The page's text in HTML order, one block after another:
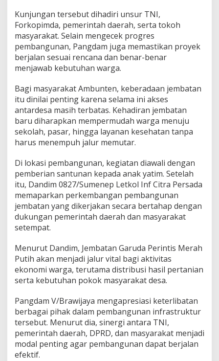
a
d
i
S
u
m
e
e
p
M
a
d
u
r
,
W
a
r
g
a
K
i
T
a
k
L
a
i
M
e
m
u
t
Kunjungan tersebut dihadiri unsur TNI,
Forkopimda, pemerintah daerah, serta tokoh
masyarakat. Selain mengecek progres
pembangunan, Pangdam juga memastikan proyek
berjalan sesuai rencana dan benar-benar
menjawab kebutuhan warga.
Bagi masyarakat Ambunten, keberadaan jembatan
itu dinilai penting karena selama ini akses
antardesa masih terbatas. Kehadiran jembatan
baru diharapkan mempermudah warga menuju
sekolah, pasar, hingga layanan kesehatan tanpa
harus menempuh jalur memutar.
Di lokasi pembangunan, kegiatan diawali dengan
pemberian santunan kepada anak yatim. Setelah
itu, Dandim 0827/Sumenep Letkol Inf Citra Persada
memaparkan perkembangan pembangunan
jembatan yang dikerjakan secara bertahap dengan
dukungan pemerintah daerah dan masyarakat
setempat.
Menurut Dandim, Jembatan Garuda Perintis Merah
Putih akan menjadi jalur vital bagi aktivitas
ekonomi warga, terutama distribusi hasil pertanian
serta kebutuhan pokok masyarakat desa.
Pangdam V/Brawijaya mengapresiasi keterlibatan
berbagai pihak dalam pembangunan infrastruktur
tersebut. Menurut dia, sinergi antara TNI,
pemerintah daerah, DPRD, dan masyarakat menjadi
modal penting agar pembangunan dapat berjalan
efektif.